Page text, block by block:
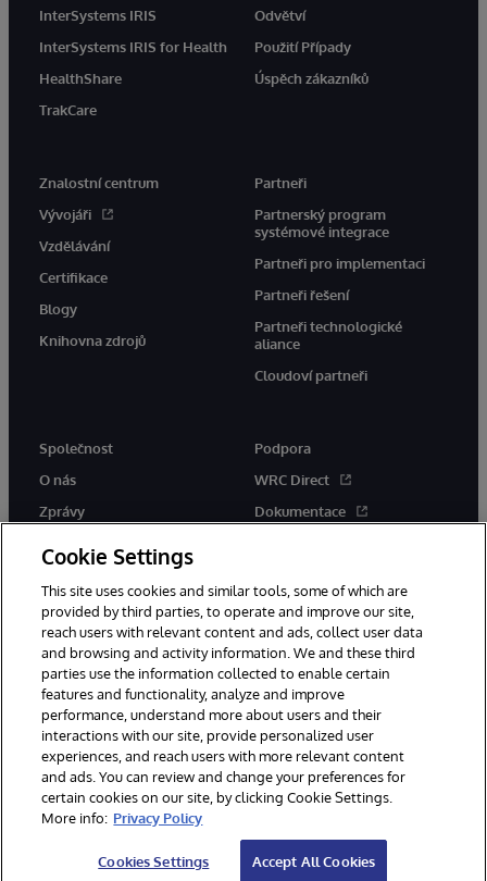
InterSystems IRIS
InterSystems IRIS for Health
HealthShare
TrakCare
Odvětví
Použití Případy
Úspěch zákazníků
Znalostní centrum
Vývojáři
Vzdělávání
Certifikace
Blogy
Knihovna zdrojů
Partneři
Partnerský program
systémové integrace
Partneři pro implementaci
Partneři řešení
Partneři technologické
aliance
Cloudoví partneři
Společnost
O nás
Zprávy
Podpora
WRC Direct
Dokumentace
© 1996-2026 InterSystems Corporation, Boston, MA. Všechna práva
vyhrazena.
Oznámení/podmínky a pravidla
Prohlášení o ochraně osobních údajů
Záruka Přístupnost
Cookie Settings
This site uses cookies and similar tools, some of which are
provided by third parties, to operate and improve our site,
reach users with relevant content and ads, collect user data
and browsing and activity information. We and these third
parties use the information collected to enable certain
features and functionality, analyze and improve
performance, understand more about users and their
interactions with our site, provide personalized user
experiences, and reach users with more relevant content
and ads. You can review and change your preferences for
certain cookies on our site, by clicking Cookie Settings.
More info: Privacy Policy
Cookies Settings Accept All Cookies